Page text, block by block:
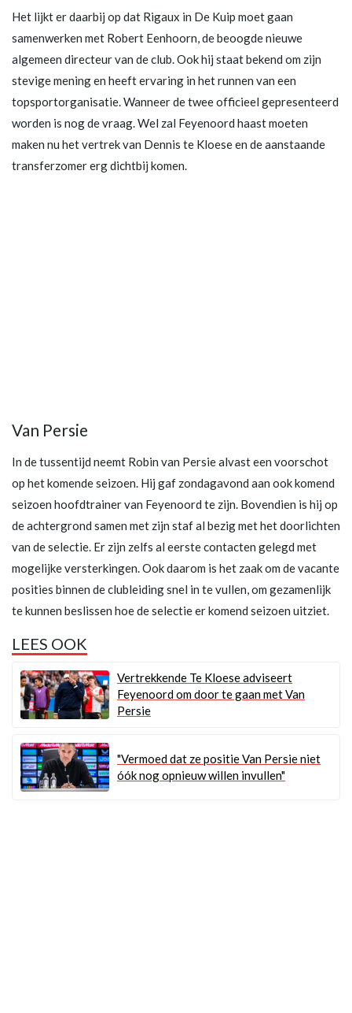
Het lijkt er daarbij op dat Rigaux in De Kuip moet gaan
samenwerken met Robert Eenhoorn, de beoogde nieuwe
algemeen directeur van de club. Ook hij staat bekend om zijn
stevige mening en heeft ervaring in het runnen van een
topsportorganisatie. Wanneer de twee officieel gepresenteerd
worden is nog de vraag. Wel zal Feyenoord haast moeten
maken nu het vertrek van Dennis te Kloese en de aanstaande
transferzomer erg dichtbij komen.
Van Persie
In de tussentijd neemt Robin van Persie alvast een voorschot
op het komende seizoen. Hij gaf zondagavond aan ook komend
seizoen hoofdtrainer van Feyenoord te zijn. Bovendien is hij op
de achtergrond samen met zijn staf al bezig met het doorlichten
van de selectie. Er zijn zelfs al eerste contacten gelegd met
mogelijke versterkingen. Ook daarom is het zaak om de vacante
posities binnen de clubleiding snel in te vullen, om gezamenlijk
te kunnen beslissen hoe de selectie er komend seizoen uitziet.
LEES OOK
Vertrekkende Te Kloese adviseert
Feyenoord om door te gaan met Van
Persie
"Vermoed dat ze positie Van Persie niet
óók nog opnieuw willen invullen"